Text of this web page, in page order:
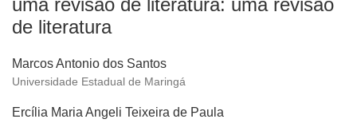
uma revisão de literatura: uma revisão
de literatura
Marcos Antonio dos Santos
Universidade Estadual de Maringá
Ercília Maria Angeli Teixeira de Paula